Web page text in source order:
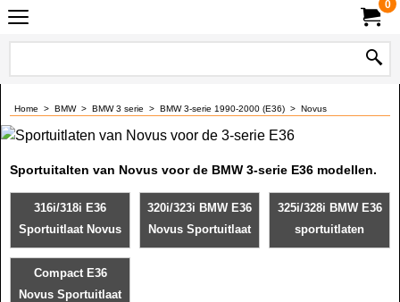
0
Home > BMW> BMW 3 serie > BMW 3-serie 1990-2000 (E36) > Novus
Sportuitalten van Novus voor de BMW 3-serie E36 modellen.
316i/318i E36
Sportuitlaat Novus
320i/323i BMW E36
Novus Sportuitlaat
325i/328i BMW E36
sportuitlaten
Compact E36
Novus Sportuitlaat